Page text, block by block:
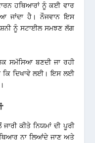
ਹਥਿਆਰਾਂ ਨੂੰ ਕਈ ਵਾਰ
ਜਾਂਦਾ ਹੈ। ਨੌਜਵਾਨ ਇਸ
ਨੂੰ ਸਟਾਈਲ ਸਮਝਣ ਲੱਗ
ਸਮੱਸਿਆ ਬਣਦੀ ਜਾ ਰਹੀ
ਦਿਖਾਵੇ ਲਈ। ਇਸ ਲਈ
ਕੀਤੇ ਨਿਯਮਾਂ ਦੀ ਪੂਰੀ
ਨਾ ਲਿਆਂਦੇ ਜਾਣ ਅਤੇ